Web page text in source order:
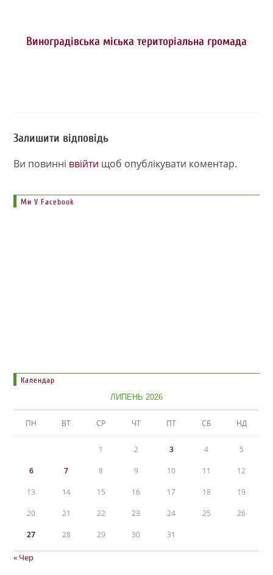
Виноградівська міська територіальна громада
Залишити відповідь
Ви повинні ввійти щоб опублікувати коментар.
Ми У Facebook
Календар
ЛИПЕНЬ 2026
ПН ВТ СР ЧТ ПТ СБ НД
1 2 3 4 5
6 7 8 9 10 11 12
13 14 15 16 17 18 19
20 21 22 23 24 25 26
27 28 29 30 31
« Чер